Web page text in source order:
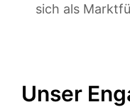
sich als
Unser